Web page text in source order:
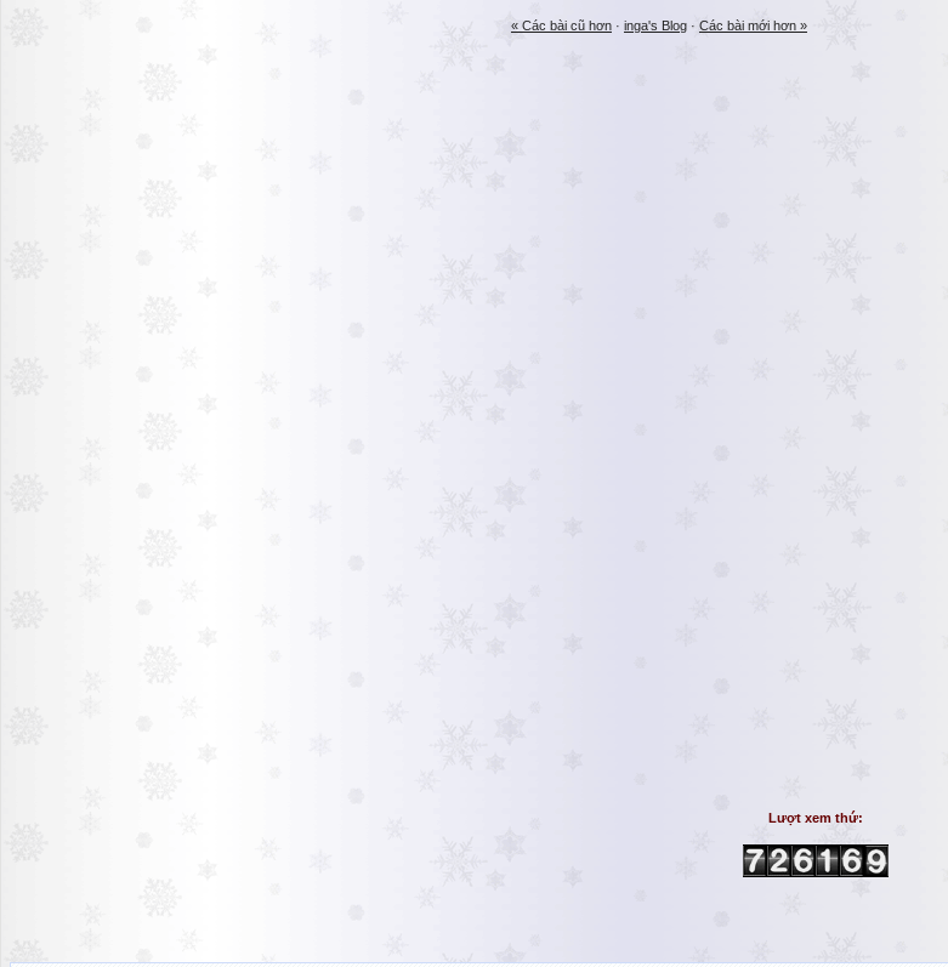
« Các bài cũ hơn · inga's Blog · Các bài mới hơn »
Lượt xem thứ: